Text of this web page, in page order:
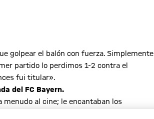
golpear el balón con fuerza. Simplemente
partido lo perdimos 1-2 contra el
fui titular».
del FC Bayern.
menudo al cine; le encantaban los
dos veces seguidas. A Gerd le